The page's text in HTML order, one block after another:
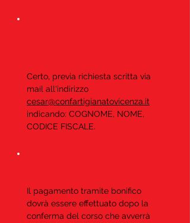
Certo, previa richiesta scritta via
mail all'indirizzo
cesar@confartigianatovicenza.it
indicando: COGNOME, NOME,
CODICE FISCALE.
Il pagamento tramite bonifico
dovrà essere effettuato dopo la
conferma del corso che avverrà